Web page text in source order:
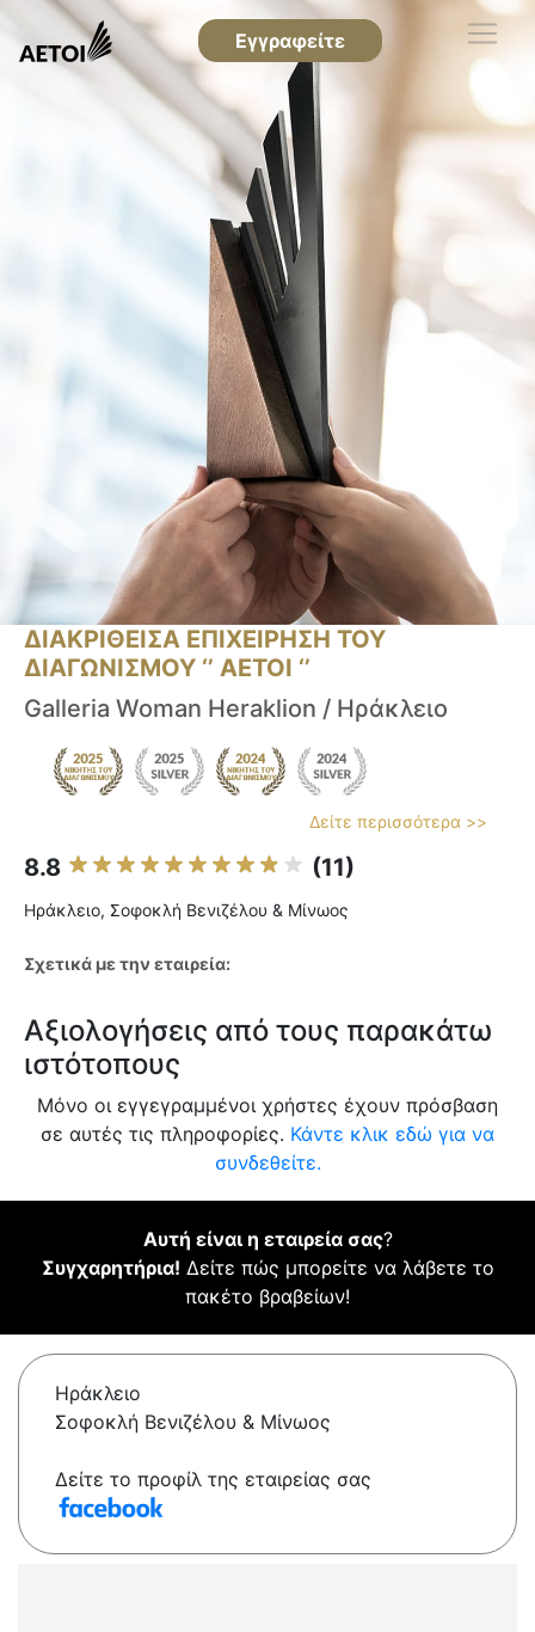
Εγγραφείτε
ΔΙΑΚΡΙΘΕΙΣΑ ΕΠΙΧΕΙΡΗΣΗ ΤΟΥ
ΔΙΑΓΩΝΙΣΜΟΥ ‘’ ΑΕΤΟΙ ‘’
Galleria Woman Heraklion / Ηράκλειο
Δείτε περισσότερα >>
8.8 (11)
Ηράκλειο, Σοφοκλή Βενιζέλου & Μίνωος
Σχετικά με την εταιρεία:
Αξιολογήσεις από τους παρακάτω
ιστότοπους
Μόνο οι εγγεγραμμένοι χρήστες έχουν πρόσβαση
σε αυτές τις πληροφορίες. Κάντε κλικ εδώ για να
συνδεθείτε.
Αυτή είναι η εταιρεία σας?
Συγχαρητήρια! Δείτε πώς μπορείτε να λάβετε το
πακέτο βραβείων!
Ηράκλειο
Σοφοκλή Βενιζέλου & Μίνωος
Δείτε το προφίλ της εταιρείας σας